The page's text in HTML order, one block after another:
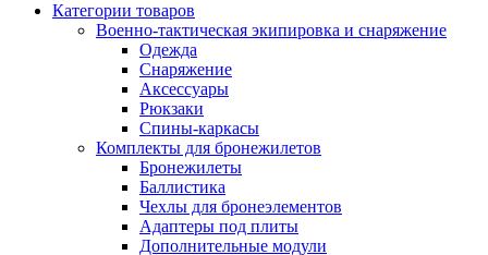
Категории товаров
Военно-тактическая экипировка и снаряжение
Одежда
Снаряжение
Аксессуары
Рюкзаки
Спины-каркасы
Комплекты для бронежилетов
Бронежилеты
Баллистика
Чехлы для бронеэлементов
Адаптеры под плиты
Дополнительные модули